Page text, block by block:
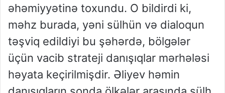
əhəmiyyətinə toxundu. O bildirdi ki,
məhz burada, yəni sülhün və dialoqun
təşviq edildiyi bu şəhərdə, bölgələr
üçün vacib strateji danışıqlar mərhələsi
həyata keçirilmişdir. Əliyev həmin